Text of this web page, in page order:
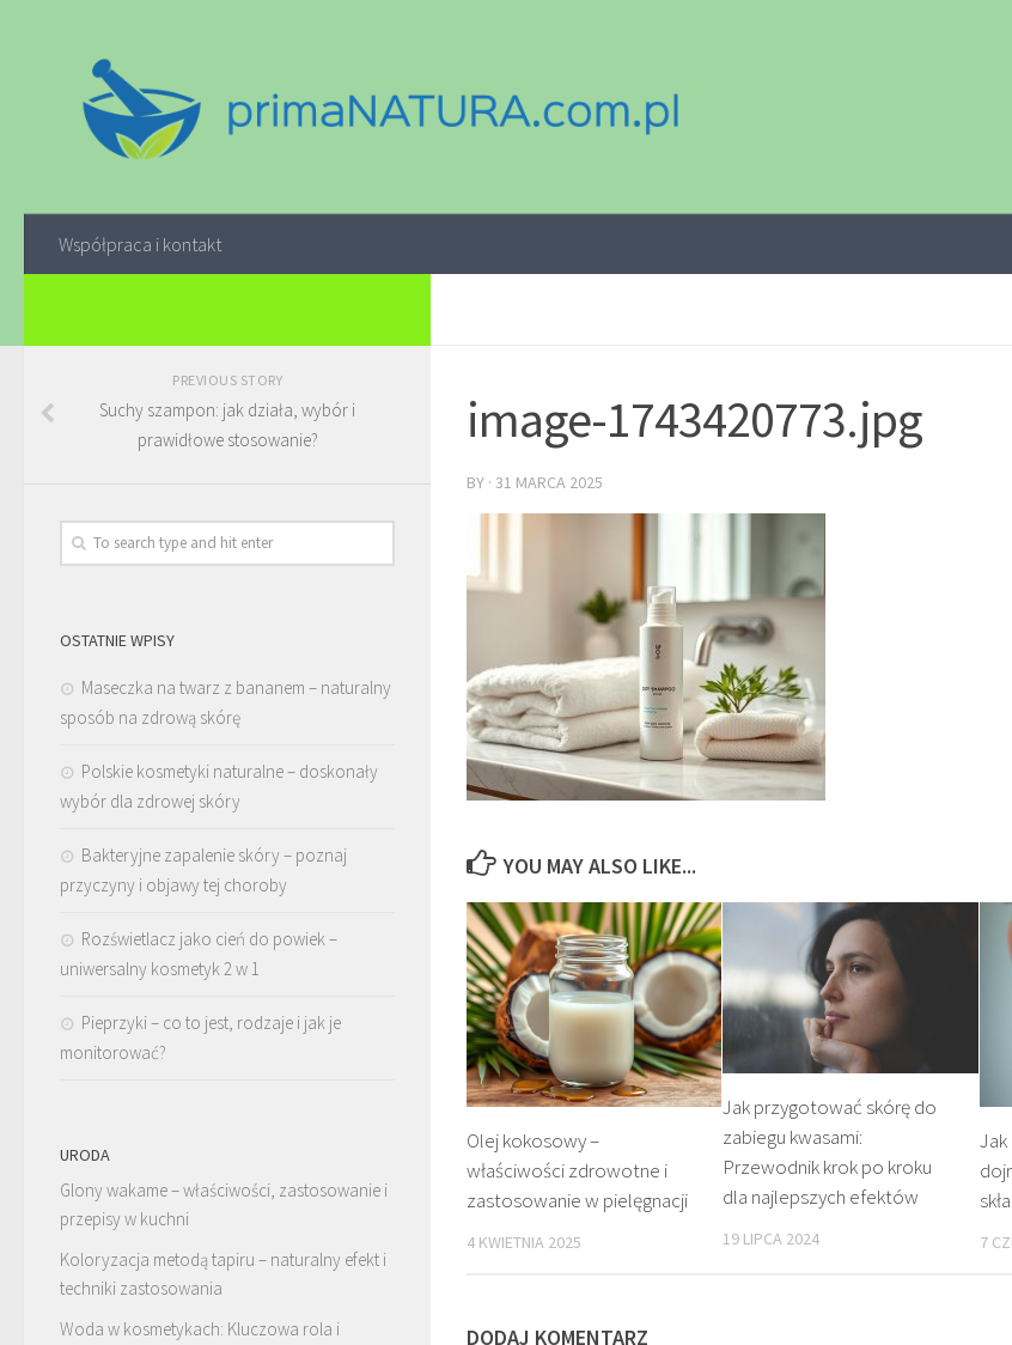
Współpraca i kontakt
image-1743420773.jpg
BY · 31 MARCA 2025
YOU MAY ALSO LIKE...
Olej kokosowy –
właściwości zdrowotne i
zastosowanie w pielęgnacji
4 KWIETNIA 2025
Jak przygotować skórę do
zabiegu kwasami:
Przewodnik krok po kroku
dla najlepszych efektów
19 LIPCA 2024 7
DODAJ KOMENTARZ
PREVIOUS STORY
Suchy szampon: jak działa, wybór i
prawidłowe stosowanie?
OSTATNIE WPISY
Maseczka na twarz z bananem – naturalny
sposób na zdrową skórę
Polskie kosmetyki naturalne – doskonały
wybór dla zdrowej skóry
Bakteryjne zapalenie skóry – poznaj
przyczyny i objawy tej choroby
Rozświetlacz jako cień do powiek –
uniwersalny kosmetyk 2 w 1
Pieprzyki – co to jest, rodzaje i jak je
monitorować?
URODA
Glony wakame – właściwości, zastosowanie i
przepisy w kuchni
Koloryzacja metodą tapiru – naturalny efekt i
techniki zastosowania
Woda w kosmetykach: Kluczowa rola i